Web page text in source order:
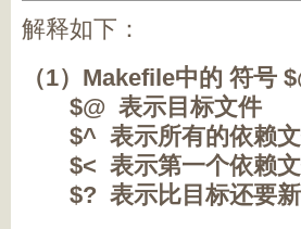
解释如下：
（1）Makefile中的 符号
$@ 表示目标文件
$^ 表示所有的依赖
$< 表示第一个依赖
$? 表示比目标还要新